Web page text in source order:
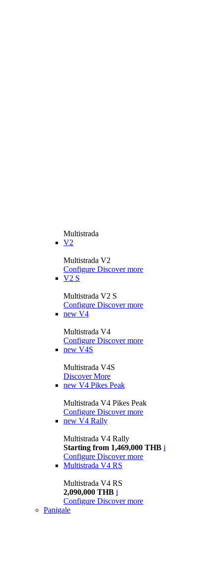
Multistrada
V2
Multistrada V2
Configure Discover more
V2 S
Multistrada V2 S
Configure Discover more
new V4
Multistrada V4
Configure Discover more
new V4S
Multistrada V4S
Discover More
new V4 Pikes Peak
Multistrada V4 Pikes Peak
Configure Discover more
new V4 Rally
Multistrada V4 Rally
Starting from 1,469,000 THB i
Configure Discover more
Multistrada V4 RS
Multistrada V4 RS
2,090,000 THB i
Configure Discover more
Panigale